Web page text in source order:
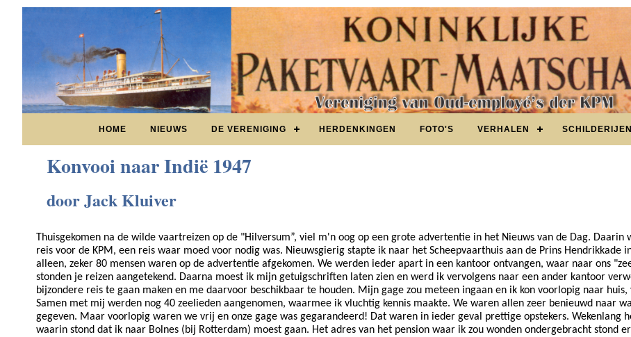
HOME NIEUWS DE VERENIGING HERDENKINGEN FOTO'S VERHALEN SCHILDERIJEN
Konvooi naar Indië 1947
door Jack Kluiver
Thuisgekomen na de wilde vaartreizen op de "Hilversum”, viel m'n oog op een grote advertentie in het Nieuws van de Dag.
reis voor de KPM, een reis waar moed voor nodig was. Nieuwsgierig stapte ik naar het Scheepvaarthuis aan de Prins Hendrikkade
alleen, zeker 80 mensen waren op de advertentie afgekomen. We werden ieder apart in een kantoor ontvangen, waar naar ons
stonden je reizen aangetekend. Daarna moest ik mijn getuigschriften laten zien en werd ik vervolgens naar een ander kantoor
bijzondere reis te gaan maken en me daarvoor beschikbaar te houden. Mijn gage zou meteen ingaan en ik kon voorlopig naar
Samen met mij werden nog 40 zeelieden aangenomen, waarmee ik vluchtig kennis maakte. We waren allen zeer benieuwd naar
gegeven. Maar voorlopig waren we vrij en onze gage was gegarandeerd! Dat waren in ieder geval prettige opstekers. Wekenlang
waarin stond dat ik naar Bolnes (bij Rotterdam) moest gaan. Het adres van het pension waar ik zou wonden ondergebracht